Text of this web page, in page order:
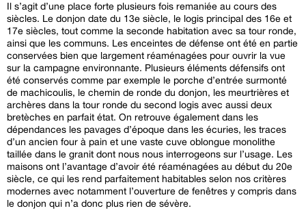
Il s’agit d’une place forte plusieurs fois remaniée au cours des
siècles. Le donjon date du 13e siècle, le logis principal des 16e et
17e siècles, tout comme la seconde habitation avec sa tour ronde,
ainsi que les communs. Les enceintes de défense ont été en partie
conservées bien que largement réaménagées pour ouvrir la vue
sur la campagne environnante. Plusieurs éléments défensifs ont
été conservés comme par exemple le porche d’entrée surmonté
de machicoulis, le chemin de ronde du donjon, les meurtrières et
archères dans la tour ronde du second logis avec aussi deux
bretèches en parfait état. On retrouve également dans les
dépendances les pavages d’époque dans les écuries, les traces
d’un ancien four à pain et une vaste cuve oblongue monolithe
taillée dans le granit dont nous nous interrogeons sur l’usage. Les
maisons ont l’avantage d’avoir été réaménagées au début du 20e
siècle, ce qui les rend parfaitement habitables selon nos critères
modernes avec notamment l’ouverture de fenêtres y compris dans
le donjon qui n’a donc plus rien de sévère.